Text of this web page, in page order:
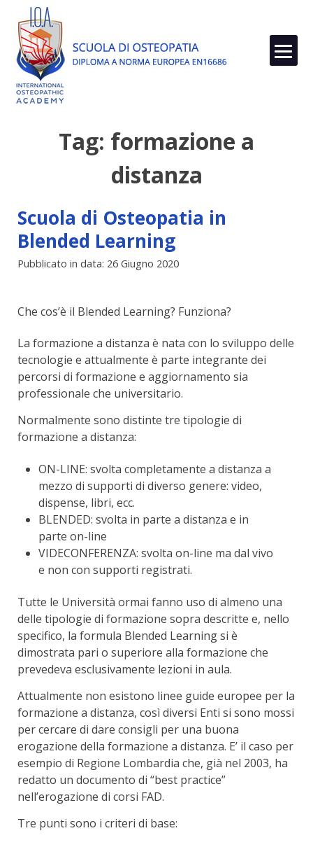
content
Tag: formazione a
distanza
Scuola di Osteopatia in
Blended Learning
Pubblicato in data: 26 Giugno 2020
Che cos’è il Blended Learning? Funziona?
La formazione a distanza è nata con lo sviluppo delle
tecnologie e attualmente è parte integrante dei
percorsi di formazione e aggiornamento sia
professionale che universitario.
Normalmente sono distinte tre tipologie di
formazione a distanza:
ON-LINE: svolta completamente a distanza a
mezzo di supporti di diverso genere: video,
dispense, libri, ecc.
BLENDED: svolta in parte a distanza e in
parte on-line
VIDECONFERENZA: svolta on-line ma dal vivo
e non con supporti registrati.
Tutte le Università ormai fanno uso di almeno una
delle tipologie di formazione sopra descritte e, nello
specifico, la formula Blended Learning si è
dimostrata pari o superiore alla formazione che
prevedeva esclusivamente lezioni in aula.
Attualmente non esistono linee guide europee per la
formazione a distanza, così diversi Enti si sono mossi
per cercare di dare consigli per una buona
erogazione della formazione a distanza. E’ il caso per
esempio di Regione Lombardia che, già nel 2003, ha
redatto un documento di “best practice”
nell’erogazione di corsi FAD.
Tre punti sono i criteri di base: